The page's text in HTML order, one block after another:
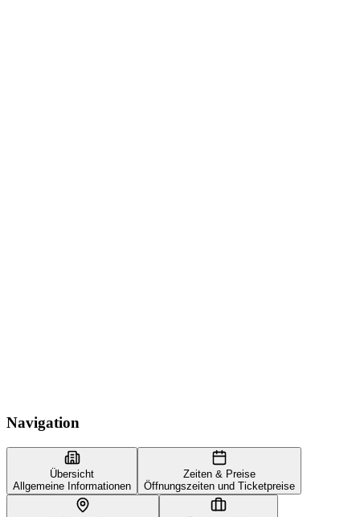
Navigation
Übersicht
Allgemeine Informationen
Zeiten & Preise
Öffnungszeiten und Ticketpreise